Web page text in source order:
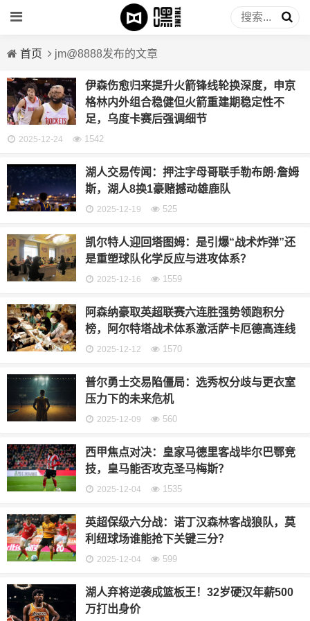
首页 jm@8888发布的文章
伊森伤愈归来提升火箭锋线轮换深度，申京
格林内外组合稳健但火箭重建期稳定性不
足，乌度卡赛后强调细节
2025-12-24 1542
湖人交易传闻：押注字母哥联手勒布朗·詹姆
斯，湖人8换1豪赌撼动雄鹿队
2025-12-19 525
凯尔特人迎回塔图姆：是引爆“战术炸弹”还
是重塑球队化学反应与进攻体系？
2025-12-16 1559
阿森纳豪取英超联赛六连胜强势领跑积分
榜，阿尔特塔战术体系激活萨卡厄德高连线
2025-12-12 1570
普尔勇士交易陷僵局：选秀权分歧与更衣室
压力下的未来危机
2025-12-09 560
西甲焦点对决：皇家马德里客战毕尔巴鄂竞
技，皇马能否攻克圣马梅斯？
2025-12-04 1535
英超保级六分战：诺丁汉森林客战狼队，莫
利纽球场谁能抢下关键三分？
2025-12-04 599
湖人弃将逆袭成篮板王！32岁硬汉年薪500
万打出身价